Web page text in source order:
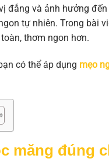
đắng và ảnh hưởng
tự nhiên. Trong bài
thơm ngon hơn.
có thể áp dụng mẹo
măng đúng